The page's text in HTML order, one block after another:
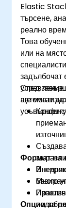
Elastic
търсене,
реално
Това
или на
задълбочат
управление
След
ще могат да:
за
Формат на
Много
Опции за